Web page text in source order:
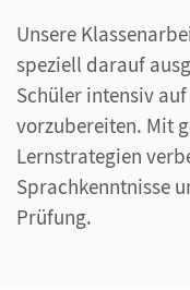
Unsere
speziell darauf
Schüler intensiv
vorzubereiten. Mit
Lernstrategien
Sprachkenntnisse
Prüfung.